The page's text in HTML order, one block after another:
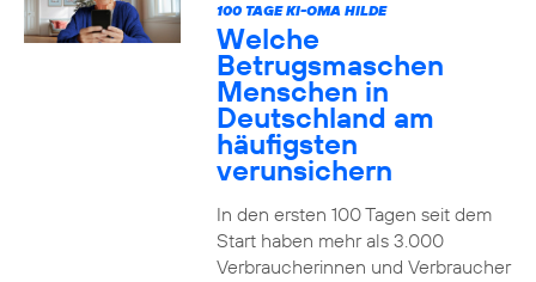
100 TAGE KI-OMA HILDE
Welche
Betrugsmaschen
Menschen in
Deutschland am
häufigsten
verunsichern
In den ersten 100 Tagen seit dem
Start haben mehr als 3.000
Verbraucherinnen und Verbraucher